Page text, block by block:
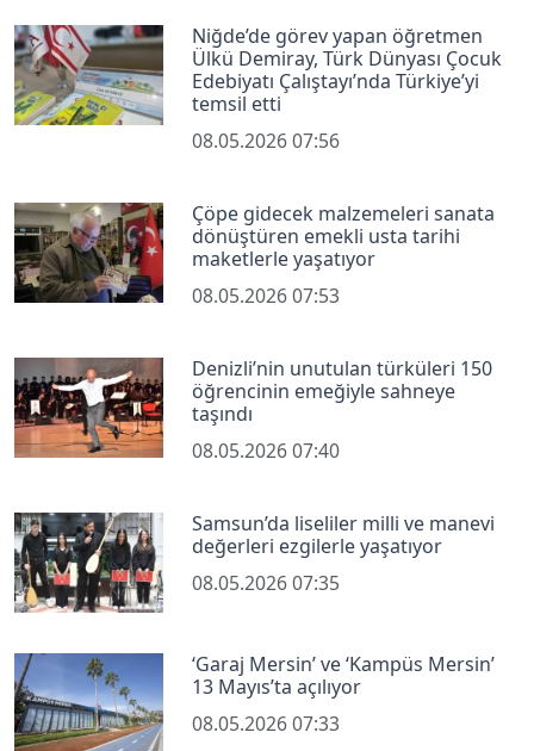
Niğde’de görev yapan öğretmen
Ülkü Demiray, Türk Dünyası Çocuk
Edebiyatı Çalıştayı’nda Türkiye’yi
temsil etti
08.05.2026 07:56
Çöpe gidecek malzemeleri sanata
dönüştüren emekli usta tarihi
maketlerle yaşatıyor
08.05.2026 07:53
Denizli’nin unutulan türküleri 150
öğrencinin emeğiyle sahneye
taşındı
08.05.2026 07:40
Samsun’da liseliler milli ve manevi
değerleri ezgilerle yaşatıyor
08.05.2026 07:35
‘Garaj Mersin’ ve ‘Kampüs Mersin’
13 Mayıs’ta açılıyor
08.05.2026 07:33